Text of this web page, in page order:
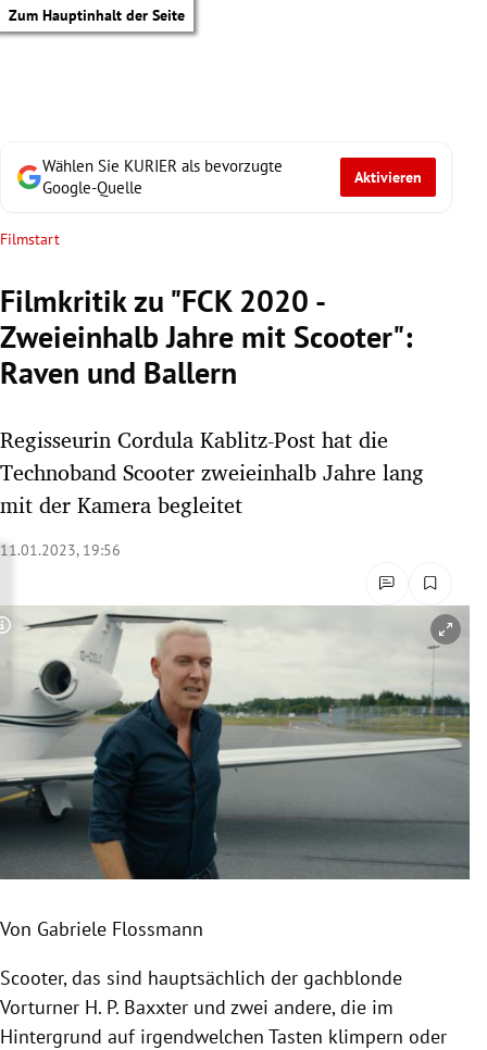
Zum Hauptinhalt der Seite
Untermenü
Untermenü
Untermenü
Untermenü
Untermenü
Untermenü
Untermenü
Untermenü
Untermenü
Untermenü
Wählen Sie KURIER als bevorzugte
Google-Quelle
Aktivieren
Filmstart
Filmkritik zu "FCK 2020 -
Zweieinhalb Jahre mit Scooter":
Raven und Ballern
Regisseurin Cordula Kablitz-Post hat die
Technoband Scooter zweieinhalb Jahre lang
mit der Kamera begleitet
11.01.2023, 19:56
Copyright-Hinweis öffnen/schließen
Von Gabriele Flossmann
Scooter, das sind hauptsächlich der gachblonde
Vorturner H. P. Baxxter und zwei andere, die im
Hintergrund auf irgendwelchen Tasten klimpern oder